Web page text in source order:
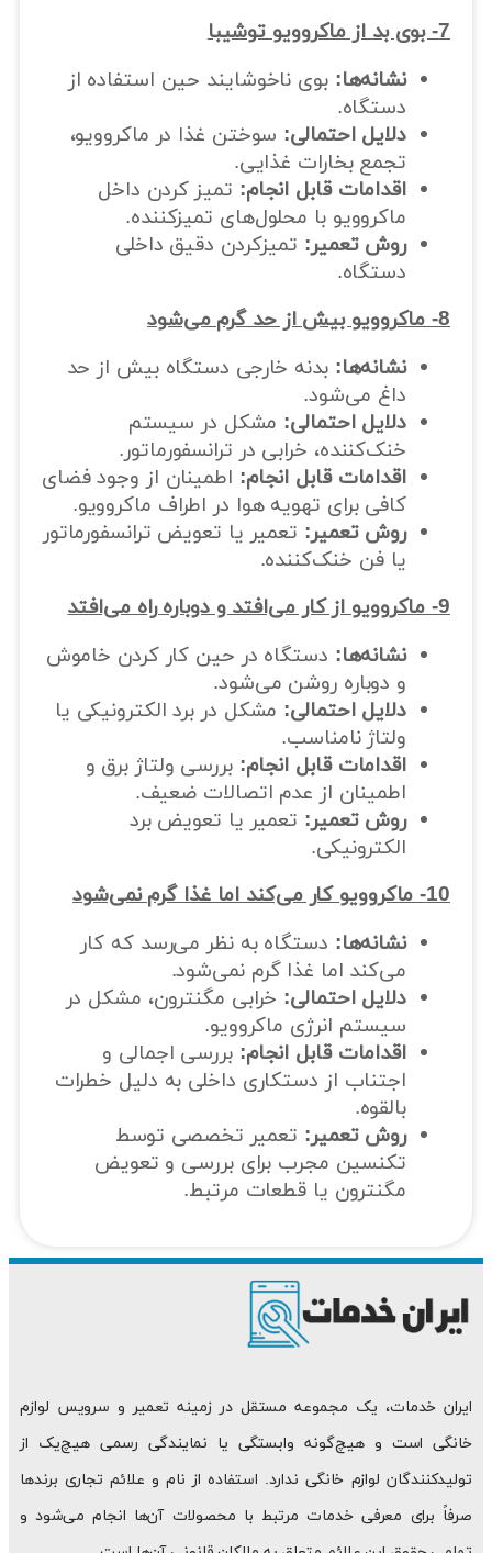
7- بوی بد از ماکروویو توشیبا
نشانه‌ها: بوی ناخوشایند حین استفاده از
دستگاه.
دلایل احتمالی: سوختن غذا در ماکروویو،
تجمع بخارات غذایی.
اقدامات قابل انجام: تمیز کردن داخل
ماکروویو با محلول‌های تمیزکننده.
روش تعمیر: تمیزکردن دقیق داخلی
دستگاه.
8- ماکروویو بیش از حد گرم می‌شود
نشانه‌ها: بدنه خارجی دستگاه بیش از حد
داغ می‌شود.
دلایل احتمالی: مشکل در سیستم
خنک‌کننده، خرابی در ترانسفورماتور.
اقدامات قابل انجام: اطمینان از وجود فضای
کافی برای تهویه هوا در اطراف ماکروویو.
روش تعمیر: تعمیر یا تعویض ترانسفورماتور
یا فن خنک‌کننده.
9- ماکروویو از کار می‌افتد و دوباره راه می‌افتد
نشانه‌ها: دستگاه در حین کار کردن خاموش
و دوباره روشن می‌شود.
دلایل احتمالی: مشکل در برد الکترونیکی یا
ولتاژ نامناسب.
اقدامات قابل انجام: بررسی ولتاژ برق و
اطمینان از عدم اتصالات ضعیف.
روش تعمیر: تعمیر یا تعویض برد
الکترونیکی.
10- ماکروویو کار می‌کند اما غذا گرم نمی‌شود
نشانه‌ها: دستگاه به نظر می‌رسد که کار
می‌کند اما غذا گرم نمی‌شود.
دلایل احتمالی: خرابی مگنترون، مشکل در
سیستم انرژی ماکروویو.
اقدامات قابل انجام: بررسی اجمالی و
اجتناب از دستکاری داخلی به دلیل خطرات
بالقوه.
روش تعمیر: تعمیر تخصصی توسط
تکنسین مجرب برای بررسی و تعویض
مگنترون یا قطعات مرتبط.
ایران خدمات، یک مجموعه مستقل در زمینه تعمیر و سرویس لوازم
خانگی است و هیچ‌گونه وابستگی یا نمایندگی رسمی هیچ‌یک از
تولیدکنندگان لوازم خانگی ندارد. استفاده از نام و علائم تجاری برندها
صرفاً برای معرفی خدمات مرتبط با محصولات آن‌ها انجام می‌شود و